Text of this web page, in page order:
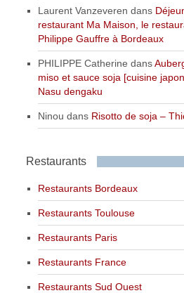
Laurent Vanzeveren dans
restaurant Ma Maison, le
Philippe Gauffre à Bordeaux
PHILIPPE Catherine dans
miso et sauce soja [cuisine
Nasu dengaku
Ninou dans Risotto de soja –
Restaurants
Restaurants Bordeaux
Restaurants Toulouse
Restaurants Paris
Restaurants France
Restaurants Sud Ouest